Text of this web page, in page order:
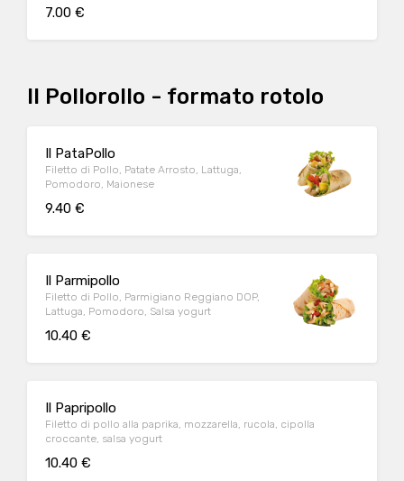
7.00 €
Il Pollorollo - formato rotolo
Il PataPollo
Filetto di Pollo, Patate Arrosto, Lattuga,
Pomodoro, Maionese
9.40 €
Il Parmipollo
Filetto di Pollo, Parmigiano Reggiano DOP,
Lattuga, Pomodoro, Salsa yogurt
10.40 €
Il Papripollo
Filetto di pollo alla paprika, mozzarella, rucola, cipolla
croccante, salsa yogurt
10.40 €